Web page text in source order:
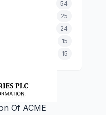
54
25
24
15
15
Of ACME